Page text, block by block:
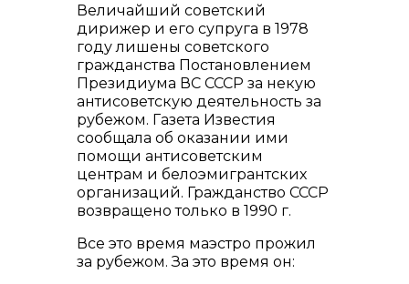
Величайший советский
дирижер и его супруга в 1978
году лишены советского
гражданства Постановлением
Президиума ВС СССР за некую
антисоветскую деятельность за
рубежом. Газета Известия
сообщала об оказании ими
помощи антисоветским
центрам и белоэмигрантских
организаций. Гражданство СССР
возвращено только в 1990 г.
Все это время маэстро прожил
за рубежом. За это время он: